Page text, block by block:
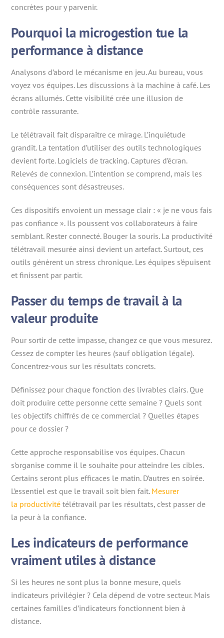
concrètes pour y parvenir.
Pourquoi la microgestion tue la
performance à distance
Analysons d’abord le mécanisme en jeu. Au bureau, vous
voyez vos équipes. Les discussions à la machine à café. Les
écrans allumés. Cette visibilité crée une illusion de
contrôle rassurante.
Le télétravail fait disparaître ce mirage. L’inquiétude
grandit. La tentation d’utiliser des outils technologiques
devient forte. Logiciels de tracking. Captures d’écran.
Relevés de connexion. L’intention se comprend, mais les
conséquences sont désastreuses.
Ces dispositifs envoient un message clair : « je ne vous fais
pas confiance ». Ils poussent vos collaborateurs à faire
semblant. Rester connecté. Bouger la souris. La productivité
télétravail mesurée ainsi devient un artefact. Surtout, ces
outils génèrent un stress chronique. Les équipes s’épuisent
et finissent par partir.
Passer du temps de travail à la
valeur produite
Pour sortir de cette impasse, changez ce que vous mesurez.
Cessez de compter les heures (sauf obligation légale).
Concentrez-vous sur les résultats concrets.
Définissez pour chaque fonction des livrables clairs. Que
doit produire cette personne cette semaine ? Quels sont
les objectifs chiffrés de ce commercial ? Quelles étapes
pour ce dossier ?
Cette approche responsabilise vos équipes. Chacun
s’organise comme il le souhaite pour atteindre les cibles.
Certains seront plus efficaces le matin. D’autres en soirée.
L’essentiel est que le travail soit bien fait. Mesurer
la productivité télétravail par les résultats, c’est passer de
la peur à la confiance.
Les indicateurs de performance
vraiment utiles à distance
Si les heures ne sont plus la bonne mesure, quels
indicateurs privilégier ? Cela dépend de votre secteur. Mais
certaines familles d’indicateurs fonctionnent bien à
distance.